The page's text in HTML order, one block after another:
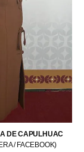
DE CAPULHUAC
/ FACEBOOK)